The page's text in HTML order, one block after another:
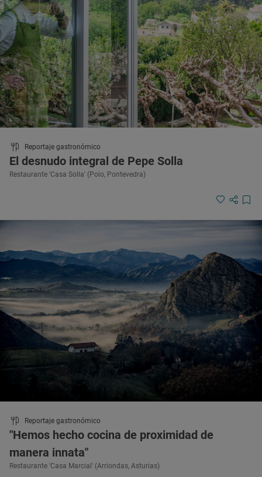
Reportaje gastronómico
El desnudo integral de Pepe Solla
Restaurante 'Casa Solla' (Poio, Pontevedra)
Reportaje gastronómico
"Hemos hecho cocina de proximidad de
manera innata"
Restaurante 'Casa Marcial' (Arriondas, Asturias)